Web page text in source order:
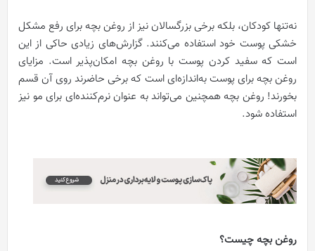
نه‌تنها کودکان، بلکه برخی بزرگسالان نیز از روغن بچه برای رفع مشکل
خشکی پوست خود استفاده می‌کنند. گزارش‌های زیادی حاکی از این
است که سفید کردن پوست با روغن بچه امکان‌پذیر است. مزایای
روغن بچه برای پوست به‌اندازه‌ای است که برخی حاضرند روی آن قسم
بخورند! روغن بچه همچنین می‌تواند به عنوان نرم‌کننده‌ای برای مو نیز
استفاده شود.
روغن بچه چیست؟